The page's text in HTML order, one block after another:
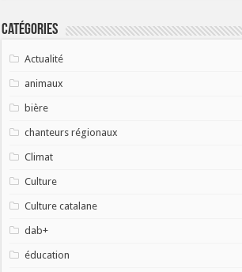
Catégories
Actualité
animaux
bière
chanteurs régionaux
Climat
Culture
Culture catalane
dab+
éducation